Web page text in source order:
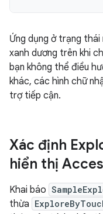
Ứng dụng ở trạng
xanh dương trên khi
bạn không thể điều
khác, các hình chữ
trợ tiếp cận.
Xác định
hiển thị
Khai báo
thừa